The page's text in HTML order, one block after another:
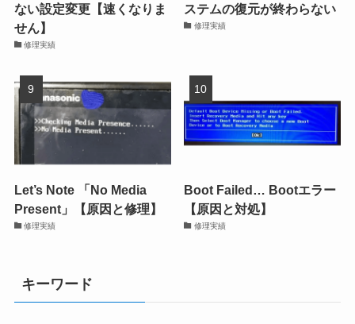
ない設定変更【速くなりま
せん】
修理実績
ステムの復元が終わらない
修理実績
Let’s Note 「No Media
Present」【原因と修理】
修理実績
Boot Failed… Bootエラー
【原因と対処】
修理実績
キーワード